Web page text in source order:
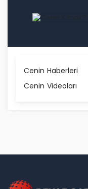
Cenin Haberleri
Cenin Videoları